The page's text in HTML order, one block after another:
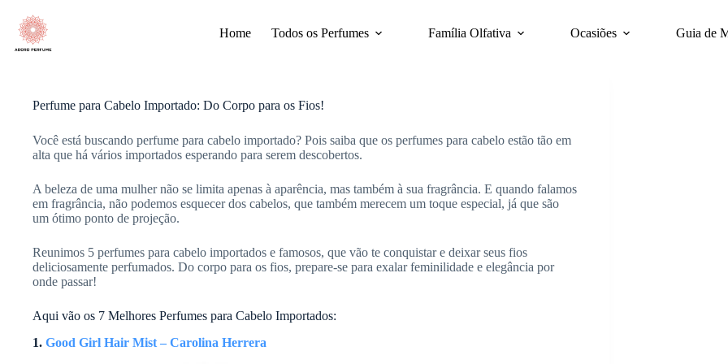
para
conteúdo
Home Todos os Perfumes Família Olfativa Ocasiões Guia de
Perfume para Cabelo Importado: Do Corpo para os Fios!
Você está buscando perfume para cabelo importado? Pois saiba que os perfumes para cabelo estão tão em
alta que há vários importados esperando para serem descobertos.
A beleza de uma mulher não se limita apenas à aparência, mas também à sua fragrância. E quando falamos
em fragrância, não podemos esquecer dos cabelos, que também merecem um toque especial, já que são
um ótimo ponto de projeção.
Reunimos 5 perfumes para cabelo importados e famosos, que vão te conquistar e deixar seus fios
deliciosamente perfumados. Do corpo para os fios, prepare-se para exalar feminilidade e elegância por
onde passar!
Aqui vão os 7 Melhores Perfumes para Cabelo Importados:
1. Good Girl Hair Mist – Carolina Herrera